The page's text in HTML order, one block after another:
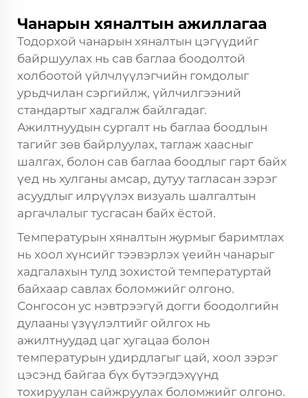
Чанарын хяналтын ажиллагаа
Тодорхой чанарын хяналтын цэгүүдийг
байршуулах нь сав баглаа боодолтой
холбоотой үйлчлүүлэгчийн гомдолыг
урьдчилан сэргийлж, үйлчилгээний
стандартыг хадгалж байлгадаг.
Ажилтнуудын сургалт нь баглаа боодлын
тагийг зөв байрлуулах, таглаж хаасныг
шалгах, болон сав баглаа боодлыг гарт байх
үед нь хулганы амсар, дутуу тагласан зэрэг
асуудлыг илрүүлэх визуаль шалгалтын
аргачлалыг тусгасан байх ёстой.
Температурын хяналтын журмыг баримтлах
нь хоол хүнсийг тээвэрлэх үеийн чанарыг
хадгалахын тулд зохистой температуртай
байхаар савлах боломжийг олгоно.
Сонгосон ус нэвтрээгүй догги боодолгийн
дулааны үзүүлэлтийг ойлгох нь
ажилтнуудад цаг хугацаа болон
температурын удирдлагыг цай, хоол зэрэг
цэсэнд байгаа бүх бүтээгдэхүүнд
тохируулан сайжруулах боломжийг олгоно.